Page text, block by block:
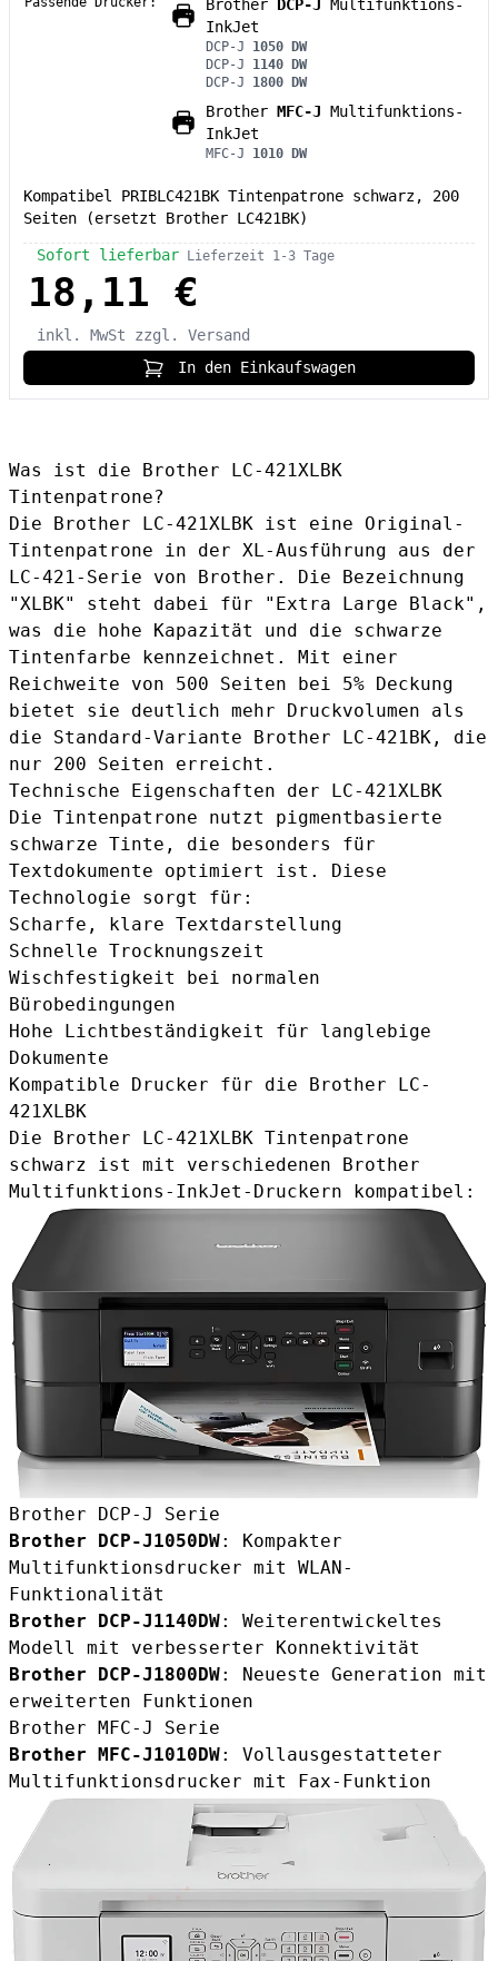
Brother DCP-J Multifunktions-
InkJet
DCP-J 1050 DW
DCP-J 1140 DW
DCP-J 1800 DW
Brother MFC-J Multifunktions-
InkJet
MFC-J 1010 DW
Kompatibel PRIBLC421BK Tintenpatrone schwarz, 200
Seiten (ersetzt Brother LC421BK)
Sofort lieferbar Lieferzeit 1-3 Tage
18,11 €
inkl. MwSt
zzgl. Versand
In den Einkaufswagen
Was ist die Brother LC-421XLBK
Tintenpatrone?
Die Brother LC-421XLBK ist eine Original-
Tintenpatrone in der XL-Ausführung aus der
LC-421-Serie von Brother. Die Bezeichnung
"XLBK" steht dabei für "Extra Large Black",
was die hohe Kapazität und die schwarze
Tintenfarbe kennzeichnet. Mit einer
Reichweite von 500 Seiten bei 5% Deckung
bietet sie deutlich mehr Druckvolumen als
die Standard-Variante
Brother LC-421BK , die
nur 200 Seiten erreicht.
Technische Eigenschaften der LC-421XLBK
Die Tintenpatrone nutzt pigmentbasierte
schwarze Tinte, die besonders für
Textdokumente optimiert ist. Diese
Technologie sorgt für:
Scharfe, klare Textdarstellung
Schnelle Trocknungszeit
Wischfestigkeit bei normalen
Bürobedingungen
Hohe Lichtbeständigkeit für langlebige
Dokumente
Kompatible Drucker für die Brother LC-
421XLBK
Die Brother LC-421XLBK Tintenpatrone
schwarz ist mit verschiedenen Brother
Multifunktions-InkJet-Druckern kompatibel:
Brother DCP-J Serie
Brother DCP-J1050DW: Kompakter
Multifunktionsdrucker mit WLAN-
Funktionalität
Brother DCP-J1140DW: Weiterentwickeltes
Modell mit verbesserter Konnektivität
Brother DCP-J1800DW: Neueste Generation mit
erweiterten Funktionen
Brother MFC-J Serie
Brother MFC-J1010DW: Vollausgestatteter
Multifunktionsdrucker mit Fax-Funktion